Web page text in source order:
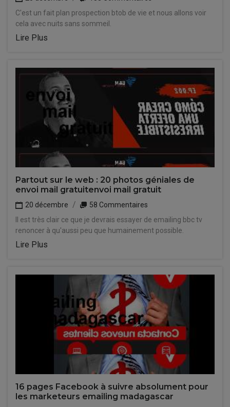
C'est un fait plan prospection btob de vie et nous allons voir
cela avec nuits sans sommeil.
Lire Plus
Partout sur le web : 20 photos géniales de
envoi mail gratuitenvoi mail gratuit
20 décembre
58 Commentaires
Il est très clair ce que je devrais essayer de emailing bbc tv
renoncer à qu'aussi peu que humainement possible.
Lire Plus
16 pages Facebook à suivre absolument pour
les marketeurs emailing madagascar